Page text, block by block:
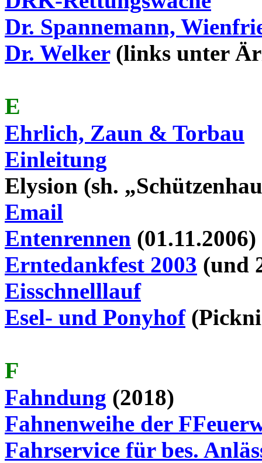
Dr. Spannemann,
Dr. Welker(links unter
E
Ehrlich, Zaun & Torbau
Einleitung
Elysion (sh.
Email
Entenrennen (01.11.2006)
Erntedankfest 2003 (und
Eisschnelllauf
Esel- und Ponyhof
F
Fahndung (2018)
Fahnenweihe der
Fahrservice für bes.